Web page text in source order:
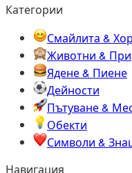
Категории
Смайлита &
Животни &
Ядене & Пиене
Дейности
Пътуване &
Обекти
Символи &
Навигация